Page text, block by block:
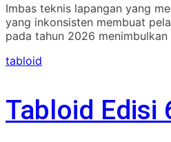
Imbas teknis lapangan yang
yang inkonsisten membuat
pada tahun 2026
tabloid
Tabloid Edisi